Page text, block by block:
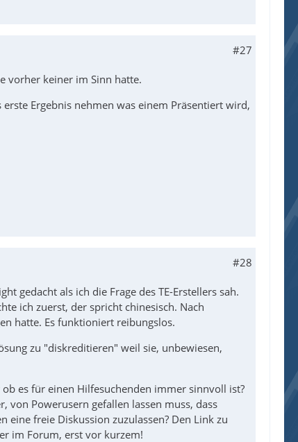
#27
vorher keiner im Sinn hatte.
Ergebnis nehmen was einem Präsentiert wird,
#28
gedacht als ich die Frage des TE-Erstellers sah.
ich zuerst, der spricht chinesisch. Nach
hatte. Es funktioniert reibungslos.
zu "diskreditieren" weil sie, unbewiesen,
es für einen Hilfesuchenden immer sinnvoll ist?
von Powerusern gefallen lassen muss, dass
freie Diskussion zuzulassen? Den Link zu
im Forum, erst vor kurzem!